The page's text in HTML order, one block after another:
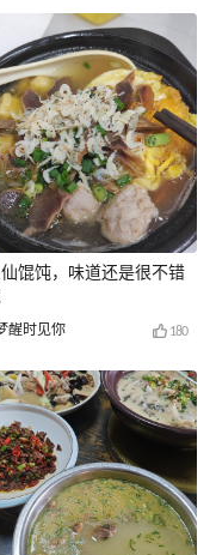
馄饨，味道还是很不错
醒时见你 180